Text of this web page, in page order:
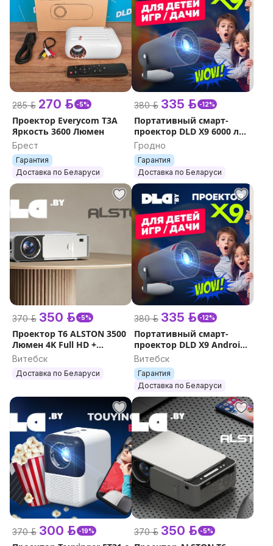
285 р. 270 р. -5%
Проектор Everycom T3A
Яркость 3600 Люмен
Брест
Гарантия
Доставка по Беларуси
380 р. 335 р. -12%
Портативный смарт-
проектор DLD X9 6000 лм.
Android Xiaomi Wanbo
Гродно
Гарантия
Доставка по Беларуси
370 р. 350 р. -5%
Проектор T6 ALSTON 3500
Люмен 4K Full HD +
подарок
Витебск
Доставка по Беларуси
380 р. 335 р. -12%
Портативный смарт-
проектор DLD X9 Android
6K люмен
Витебск
Гарантия
Доставка по Беларуси
370 р. 300 р. -19% 370 р. 350 р. -5%